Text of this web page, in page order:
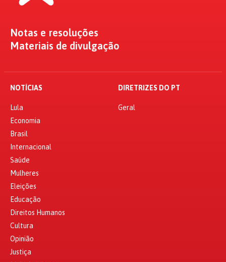
Notas e resoluções
Materiais de divulgação
NOTÍCIAS
Lula
Economia
Brasil
Internacional
Saúde
Mulheres
Eleições
Educação
Direitos Humanos
Cultura
Opinião
Justiça
DIRETRIZES DO PT
Geral